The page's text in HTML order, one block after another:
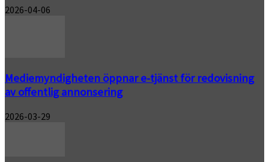
2026-04-06
Mediemyndigheten öppnar e-tjänst för redovisning
av offentlig annonsering
2026-03-29